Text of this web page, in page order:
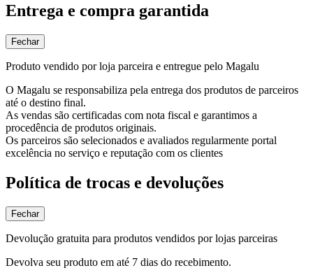
Entrega e compra garantida
Fechar
Produto vendido por loja parceira e entregue pelo Magalu
O Magalu se responsabiliza pela entrega dos produtos de parceiros
até o destino final.
As vendas são certificadas com nota fiscal e garantimos a
procedência de produtos originais.
Os parceiros são selecionados e avaliados regularmente portal
excelência no serviço e reputação com os clientes
Política de trocas e devoluções
Fechar
Devolução gratuita para produtos vendidos por lojas parceiras
Devolva seu produto em até 7 dias do recebimento.